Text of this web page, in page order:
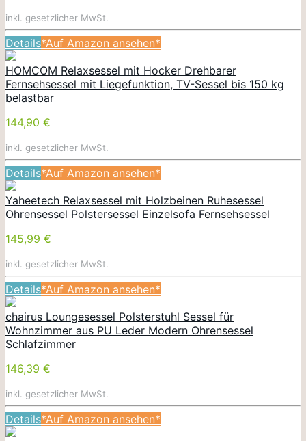
inkl. gesetzlicher MwSt.
Details*Auf Amazon ansehen*
HOMCOM Relaxsessel mit Hocker Drehbarer
Fernsehsessel mit Liegefunktion, TV-Sessel bis 150 kg
belastbar
144,90 €
inkl. gesetzlicher MwSt.
Details*Auf Amazon ansehen*
Yaheetech Relaxsessel mit Holzbeinen Ruhesessel
Ohrensessel Polstersessel Einzelsofa Fernsehsessel
145,99 €
inkl. gesetzlicher MwSt.
Details*Auf Amazon ansehen*
chairus Loungesessel Polsterstuhl Sessel für
Wohnzimmer aus PU Leder Modern Ohrensessel
Schlafzimmer
146,39 €
inkl. gesetzlicher MwSt.
Details*Auf Amazon ansehen*